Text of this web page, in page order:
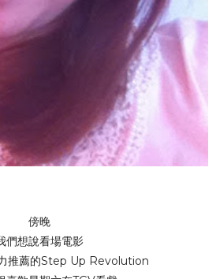
傍晚
們想說看場電影
推薦的Step Up Revolution